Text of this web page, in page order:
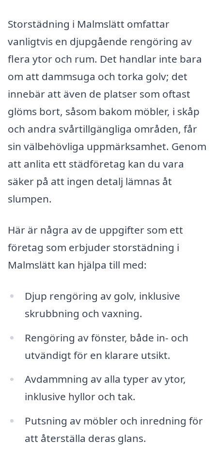
Storstädning i Malmslätt omfattar
vanligtvis en djupgående rengöring av
flera ytor och rum. Det handlar inte bara
om att dammsuga och torka golv; det
innebär att även de platser som oftast
glöms bort, såsom bakom möbler, i skåp
och andra svårtillgängliga områden, får
sin välbehövliga uppmärksamhet. Genom
att anlita ett städföretag kan du vara
säker på att ingen detalj lämnas åt
slumpen.
Här är några av de uppgifter som ett
företag som erbjuder storstädning i
Malmslätt kan hjälpa till med:
Djup rengöring av golv, inklusive
skrubbning och vaxning.
Rengöring av fönster, både in- och
utvändigt för en klarare utsikt.
Avdammning av alla typer av ytor,
inklusive hyllor och tak.
Putsning av möbler och inredning för
att återställa deras glans.